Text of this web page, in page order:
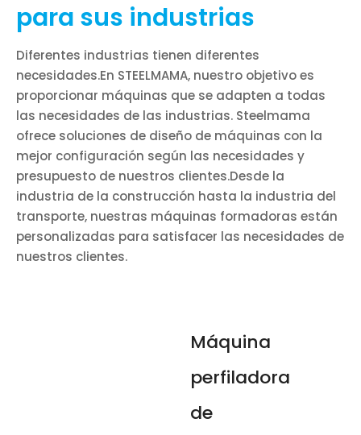
para sus industrias
Diferentes industrias tienen diferentes
necesidades.En STEELMAMA, nuestro objetivo es
proporcionar máquinas que se adapten a todas
las necesidades de las industrias. Steelmama
ofrece soluciones de diseño de máquinas con la
mejor configuración según las necesidades y
presupuesto de nuestros clientes.Desde la
industria de la construcción hasta la industria del
transporte, nuestras máquinas formadoras están
personalizadas para satisfacer las necesidades de
nuestros clientes.
Máquina
perfiladora
de